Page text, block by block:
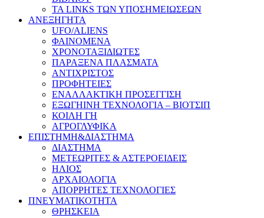
ΤΑ LINKS ΤΩΝ ΥΠΟΣΗΜΕΙΩΣΕΩΝ
ΑΝΕΞΗΓΗΤΑ
UFO/ALIENS
ΦΑΙΝΟΜΕΝΑ
ΧΡΟΝΟΤΑΞΙΔΙΩΤΕΣ
ΠΑΡΑΞΕΝΑ ΠΛΑΣΜΑΤΑ
ΑΝΤΙΧΡΙΣΤΟΣ
ΠΡΟΦΗΤΕΙΕΣ
ΕΝΑΛΛΑΚΤΙΚΗ ΠΡΟΣΕΓΓΙΣΗ
ΕΞΩΓΗΙΝΗ ΤΕΧΝΟΛΟΓΙΑ – ΒΙΟΤΣΙΠ
ΚΟΙΛΗ ΓΗ
ΑΓΡΟΓΛΥΦΙΚΑ
ΕΠΙΣΤΗΜΗ&ΔΙΑΣΤΗΜΑ
ΔΙΑΣΤΗΜΑ
ΜΕΤΕΩΡΙΤΕΣ & ΑΣΤΕΡΟΕΙΔΕΙΣ
ΗΛΙΟΣ
ΑΡΧΑΙΟΛΟΓΙΑ
ΑΠΟΡΡΗΤΕΣ ΤΕΧΝΟΛΟΓΙΕΣ
ΠΝΕΥΜΑΤΙΚΟΤΗΤΑ
ΘΡΗΣΚΕΙΑ